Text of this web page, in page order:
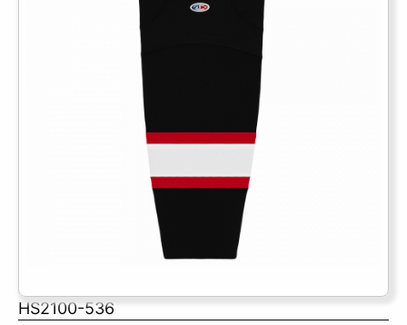
HS2100-536